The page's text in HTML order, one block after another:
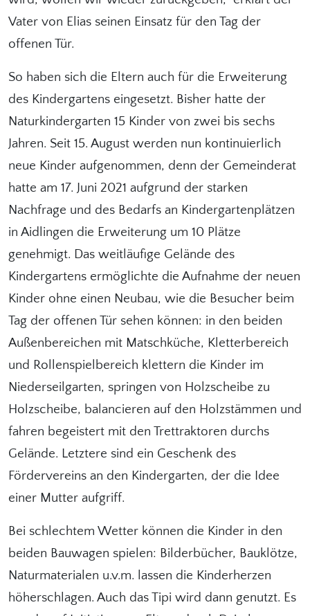
Vater von Elias seinen Einsatz für den Tag der
offenen Tür.
So haben sich die Eltern auch für die Erweiterung
des Kindergartens eingesetzt. Bisher hatte der
Naturkindergarten 15 Kinder von zwei bis sechs
Jahren. Seit 15. August werden nun kontinuierlich
neue Kinder aufgenommen, denn der Gemeinderat
hatte am 17. Juni 2021 aufgrund der starken
Nachfrage und des Bedarfs an Kindergartenplätzen
in Aidlingen die Erweiterung um 10 Plätze
genehmigt. Das weitläufige Gelände des
Kindergartens ermöglichte die Aufnahme der neuen
Kinder ohne einen Neubau, wie die Besucher beim
Tag der offenen Tür sehen können: in den beiden
Außenbereichen mit Matschküche, Kletterbereich
und Rollenspielbereich klettern die Kinder im
Niederseilgarten, springen von Holzscheibe zu
Holzscheibe, balancieren auf den Holzstämmen und
fahren begeistert mit den Trettraktoren durchs
Gelände. Letztere sind ein Geschenk des
Fördervereins an den Kindergarten, der die Idee
einer Mutter aufgriff.
Bei schlechtem Wetter können die Kinder in den
beiden Bauwagen spielen: Bilderbücher, Bauklötze,
Naturmaterialen u.v.m. lassen die Kinderherzen
höherschlagen. Auch das Tipi wird dann genutzt. Es